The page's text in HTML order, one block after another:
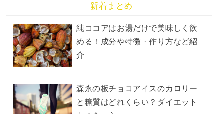
新着まとめ
純ココアはお湯だけで美味しく飲
める！成分や特徴・作り方など紹
介
森永の板チョコアイスのカロリー
と糖質はどれくらい？ダイエット